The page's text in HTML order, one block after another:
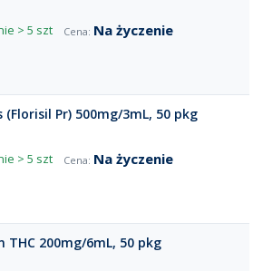
> 5 szt
Na życzenie
(Florisil Pr) 500mg/3mL, 50 pkg
> 5 szt
Na życzenie
THC 200mg/6mL, 50 pkg